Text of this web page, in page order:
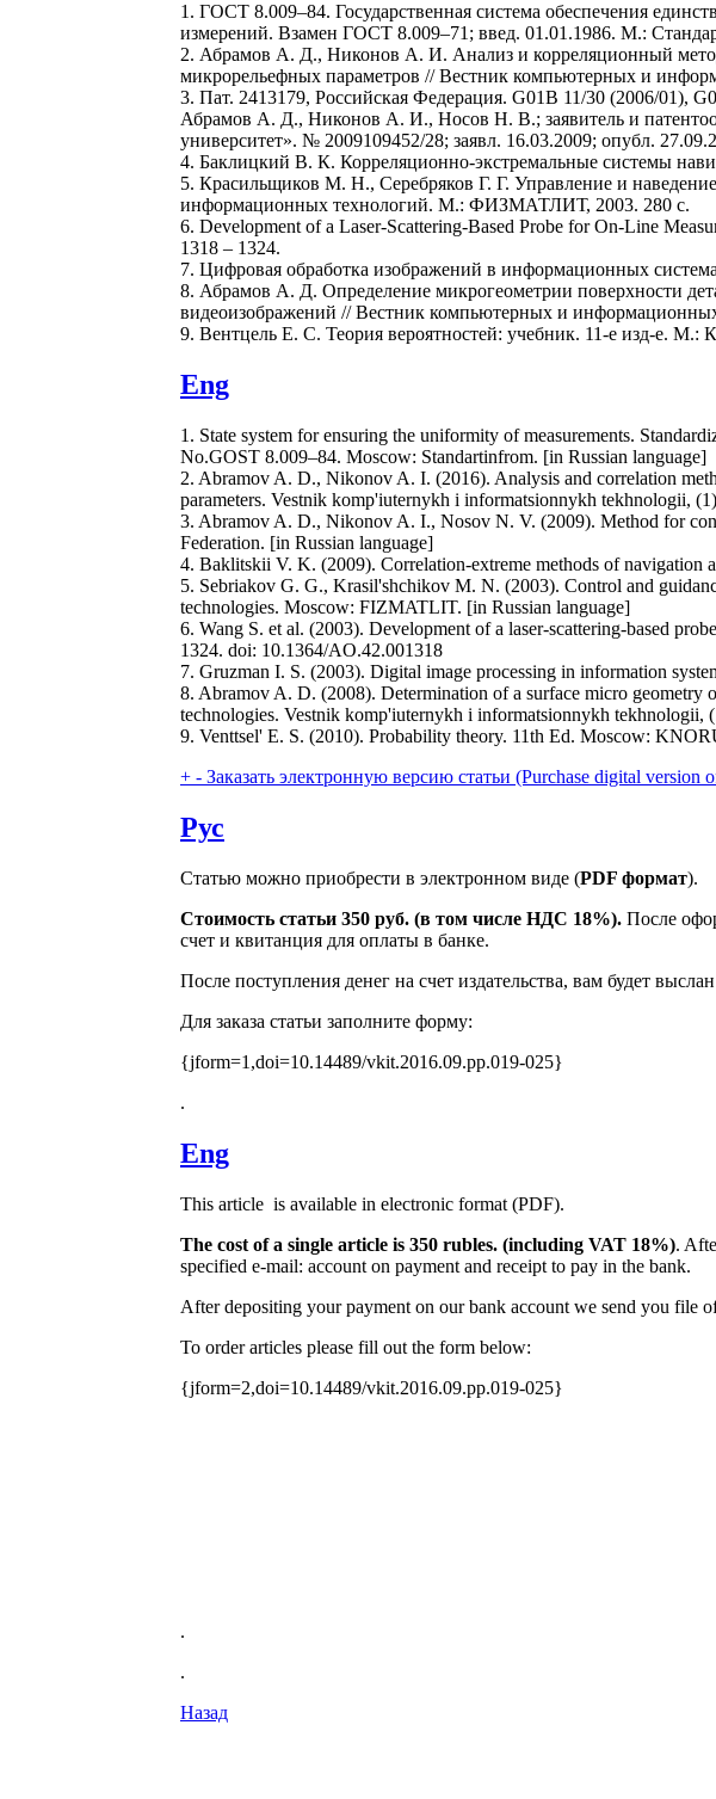
1. ГОСТ 8.009–84. Государственная система обеспечения
измерений. Взамен ГОСТ 8.009–71; введ. 01.01.1986. М.:
2. Абрамов А. Д., Никонов А. И. Анализ и корреляционный
микрорельефных параметров // Вестник компьютерных и
3. Пат. 2413179, Российская Федерация. G01B 11/30 (2006/01),
Абрамов А. Д., Никонов А. И., Носов Н. В.; заявитель и
университет». № 2009109452/28; заявл. 16.03.2009; опубл.
4. Баклицкий В. К. Корреляционно-экстремальные системы
5. Красильщиков М. Н., Серебряков Г. Г. Управление и
информационных технологий. М.: ФИЗМАТЛИТ, 2003. 280 с.
6. Development of a Laser-Scattering-Based Probe for On-Line
1318 – 1324.
7. Цифровая обработка изображений в информационных
8. Абрамов А. Д. Определение микрогеометрии поверхности
видеоизображений // Вестник компьютерных и
9. Вентцель Е. С. Теория вероятностей: учебник. 11-е изд-е.
Eng
1. State system for ensuring the uniformity of measurements.
No.GOST 8.009–84. Moscow: Standartinfrom. [in Russian language]
2. Abramov A. D., Nikonov A. I. (2016). Analysis and correlation
parameters. Vestnik komp'iuternykh i informatsionnykh tekhnologii,
3. Abramov A. D., Nikonov A. I., Nosov N. V. (2009). Method for
Federation. [in Russian language]
4. Baklitskii V. K. (2009). Correlation-extreme methods of
5. Sebriakov G. G., Krasil'shchikov M. N. (2003). Control and
technologies. Moscow: FIZMATLIT. [in Russian language]
6. Wang S. et al. (2003). Development of a laser-scattering-based
1324. doi: 10.1364/AO.42.001318
7. Gruzman I. S. (2003). Digital image processing in information
8. Abramov A. D. (2008). Determination of a surface micro geometry
technologies. Vestnik komp'iuternykh i informatsionnykh tekhnologii,
9. Venttsel' E. S. (2010). Probability theory. 11th Ed. Moscow:
+ - Заказать электронную версию статьи (Purchase digital version
Рус
Статью можно приобрести в электронном виде (PDF формат).
Стоимость статьи 350 руб. (в том числе НДС 18%). После
счет и квитанция для оплаты в банке.
После поступления денег на счет издательства, вам будет
Для заказа статьи заполните форму:
{jform=1,doi=10.14489/vkit.2016.09.pp.019-025}
.
Eng
This article is available in electronic format (PDF).
The cost of a single article is 350 rubles. (including VAT 18%).
specified e-mail: account on payment and receipt to pay in the bank.
After depositing your payment on our bank account we send you file
To order articles please fill out the form below:
{jform=2,doi=10.14489/vkit.2016.09.pp.019-025}
.
.
Назад